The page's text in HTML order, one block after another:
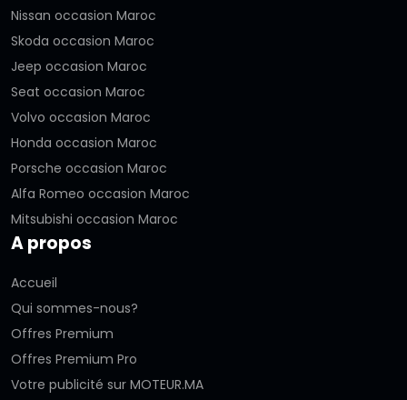
Nissan occasion Maroc
Skoda occasion Maroc
Jeep occasion Maroc
Seat occasion Maroc
Volvo occasion Maroc
Honda occasion Maroc
Porsche occasion Maroc
Alfa Romeo occasion Maroc
Mitsubishi occasion Maroc
A propos
Accueil
Qui sommes-nous?
Offres Premium
Offres Premium Pro
Votre publicité sur MOTEUR.MA